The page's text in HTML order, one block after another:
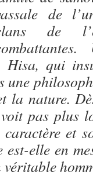
de
de
Hisa, qui
une
la nature.
pas plus
et
est-elle en